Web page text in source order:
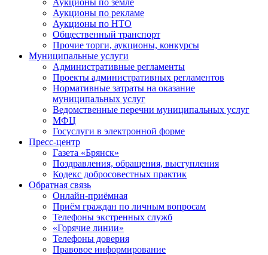
Аукционы по земле
Аукционы по рекламе
Аукционы по НТО
Общественный транспорт
Прочие торги, аукционы, конкурсы
Муниципальные услуги
Административные регламенты
Проекты административных регламентов
Нормативные затраты на оказание
муниципальных услуг
Ведомственные перечни муниципальных услуг
МФЦ
Госуслуги в электронной форме
Пресс-центр
Газета «Брянск»
Поздравления, обращения, выступления
Кодекс добросовестных практик
Обратная связь
Онлайн-приёмная
Приём граждан по личным вопросам
Телефоны экстренных служб
«Горячие линии»
Телефоны доверия
Правовое информирование